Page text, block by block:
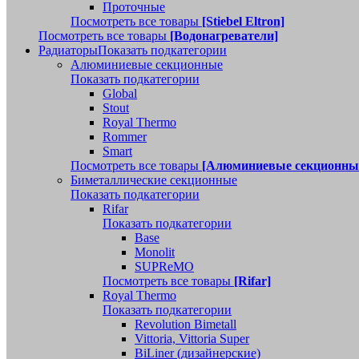
Проточные
Посмотреть все товары [Stiebel Eltron]
Посмотреть все товары [Водонагреватели]
РадиаторыПоказать подкатегории
Алюминиевые секционные
Показать подкатегории
Global
Stout
Royal Thermo
Rommer
Smart
Посмотреть все товары [Алюминиевые
Биметаллические секционные
Показать подкатегории
Rifar
Показать подкатегории
Base
Monolit
SUPReMO
Посмотреть все товары [Rifar]
Royal Thermo
Показать подкатегории
Revolution Bimetall
Vittoria, Vittoria Super
BiLiner (дизайнерские)